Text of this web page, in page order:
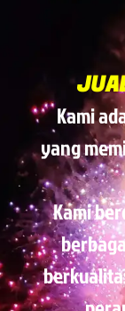
Kami
yang
Kami